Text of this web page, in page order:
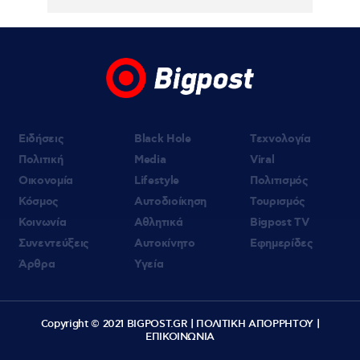
του MEGA
Ειδήσεις
Πολιτική
Οικονομία
Κόσμος
Κοινωνία
Συνεντεύξεις
Άρθρα
Black Hole
Media
Lifestyle
Αυτοδιοίκηση
Αθλητικά
Αυτοκίνητο
Υγεία
Τεχνολογία
Viral
Πολιτισμός
Τουρισμός
Bigpost TV
Εφημερίδες
Copyright © 2021 BIGPOST.GR | ΠΟΛΙΤΙΚΗ ΑΠΟΡΡΗΤΟΥ|
ΕΠΙΚΟΙΝΩΝΙΑ